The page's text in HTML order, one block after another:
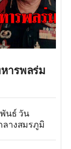
ารพลร่ม
นธ์ วัน
ลางสมรภูมิ